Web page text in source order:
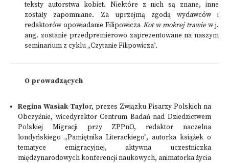
teksty autorstwa kobiet. Niektóre z nich są znane, inne
zostały zapomniane. Za uprzejmą zgodą wydawców i
redaktorów opowiadanie Filipowicza Kot w mokrej trawiew j.
ang. zostanie przedpremierowo zaprezentowane na naszym
seminarium z cyklu „Czytanie Filipowicza".
O prowadzących
Regina Wasiak-Taylor, prezes Związku Pisarzy Polskich na
Obczyźnie, wicedyrektor Centrum Badań nad Dziedzictwem
Polskiej Migracji przy ZPPnO, redaktor naczelna
londyńskiego „Pamiętnika Literackiego", autorka książek o
tematyce emigracyjnej, aktywna uczestniczka
międzynarodowych konferencji naukowych, animatorka życia